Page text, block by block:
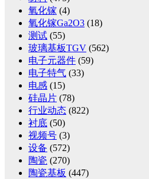
氧化镓 (4)
氧化镓Ga2O3 (18)
测试 (55)
玻璃基板TGV (562)
电子元器件 (59)
电子特气 (33)
电感 (15)
硅晶片 (78)
行业动态 (822)
衬底 (50)
视频号 (3)
设备 (572)
陶瓷 (270)
陶瓷基板 (447)